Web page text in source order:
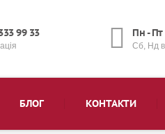
99 33 Пн - Пт
Сб, Нд
БЛОГ КОНТАКТИ